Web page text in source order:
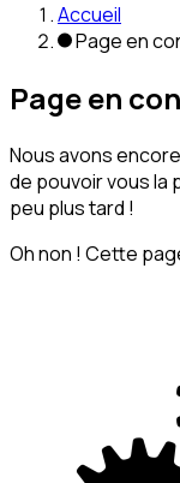
Accueil
Page en
Page en
Nous avons
de pouvoir vous la
peu plus tard !
Oh non ! Cette